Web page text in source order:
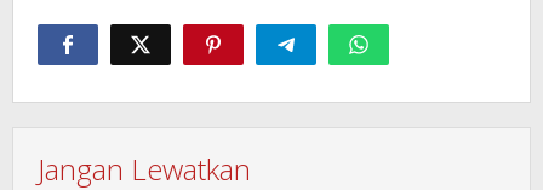
Jangan Lewatkan